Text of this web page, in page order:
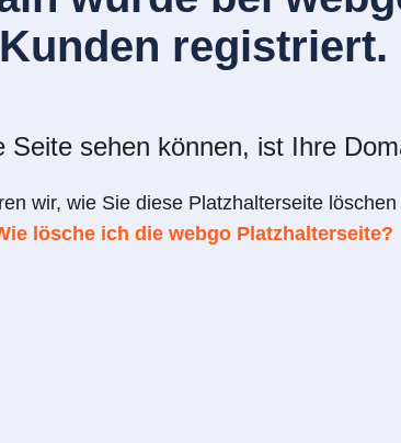
Kunden registriert.
Seite sehen können, ist Ihre
wir, wie Sie diese Platzhalterseite
lösche ich die webgo Platzhalterseite?